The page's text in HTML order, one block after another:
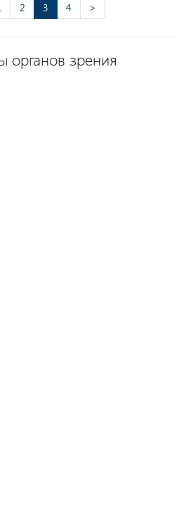
2 3 4 >
органов зрения